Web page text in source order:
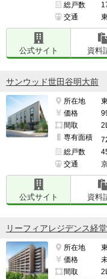
総戸数
交通
公式サイト 資料
サンウッド世田谷明大前
所在地
価格
間取
専有面積
総戸数
交通
公式サイト 資料
リーフィアレジデンス経堂
所在地
価格
間取